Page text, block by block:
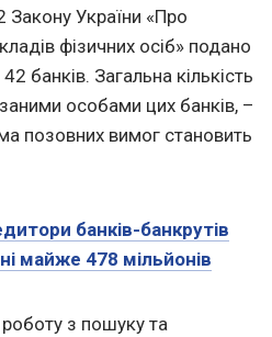
Закону України «Про
фізичних осіб» подано
банків. Загальна кількість
особами цих банків, –
позовних вимог становить
банків-банкрутів
майже 478 мільйонів
з пошуку та